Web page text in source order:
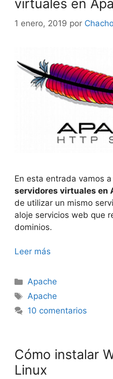
virtuales en
1 enero, 2019 por
En esta entrada vamos
servidores virtuales en
de utilizar un mismo
aloje servicios web que
dominios.
Leer más
Categorías
Apache
Etiquetas
Apache
10 comentarios
Cómo instalar
Linux